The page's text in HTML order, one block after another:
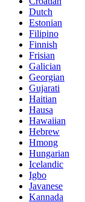
Dutch
Estonian
Filipino
Finnish
Frisian
Galician
Georgian
Gujarati
Haitian
Hausa
Hawaiian
Hebrew
Hmong
Hungarian
Icelandic
Igbo
Javanese
Kannada